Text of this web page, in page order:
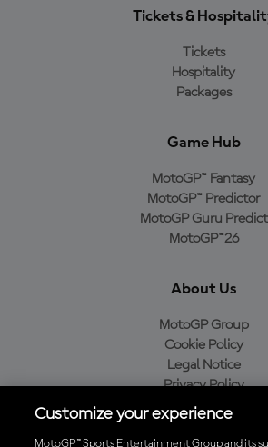
Tickets &
Tickets
Hospitality
Packages
Game Hub
MotoGP™ Fantasy
MotoGP™ Predictor
MotoGP Guru Predict
MotoGP™26
About Us
MotoGP Group
Cookie Policy
Legal Notice
Privacy Policy
Purchase Policy
Customize your experience
MotoGP™ Sports Entertainment Group and its